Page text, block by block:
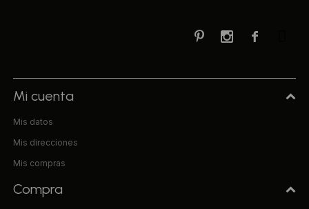

 
Mi cuenta
Mis datos
Mis direcciones
Mis compras
Compra